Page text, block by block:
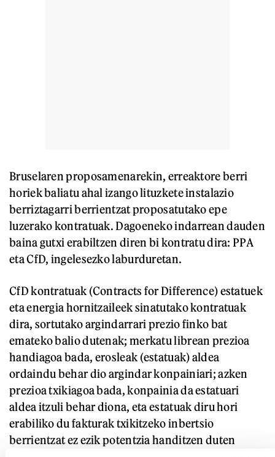
Bruselaren proposamenarekin, erreaktore berri
horiek baliatu ahal izango lituzkete instalazio
berriztagarri berrientzat proposatutako epe
luzerako kontratuak. Dagoeneko indarrean dauden
baina gutxi erabiltzen diren bi kontratu dira: PPA
eta CfD, ingelesezko laburduretan.
CfD kontratuak (Contracts for Difference) estatuek
eta energia hornitzaileek sinatutako kontratuak
dira, sortutako argindarrari prezio finko bat
emateko balio dutenak; merkatu librean prezioa
handiagoa bada, erosleak (estatuak) aldea
ordaindu behar dio argindar konpainiari; azken
prezioa txikiagoa bada, konpainia da estatuari
aldea itzuli behar diona, eta estatuak diru hori
erabiliko du fakturak txikitzeko inbertsio
berrientzat ez ezik potentzia handitzen duten